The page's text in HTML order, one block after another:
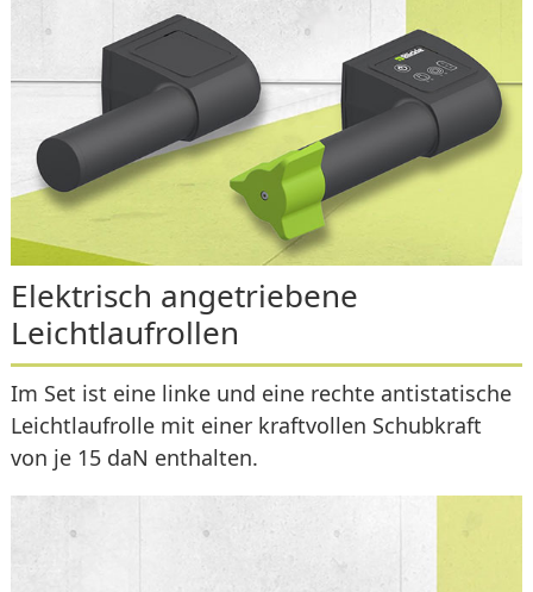
Elektrisch angetriebene
Leichtlaufrollen
Im Set ist eine linke und eine rechte antistatische
Leichtlaufrolle mit einer kraftvollen Schubkraft
von je 15 daN enthalten.